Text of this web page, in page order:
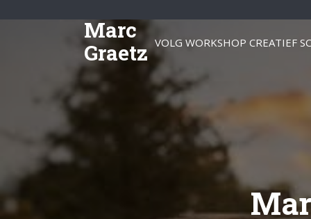
Marc
Graetz VOLG WORKSHOP CREATIEF